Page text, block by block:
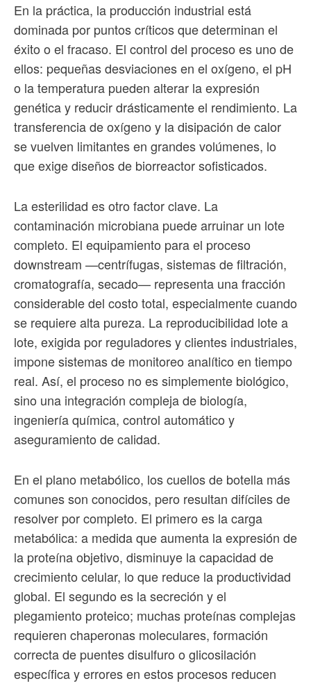
En la práctica, la producción industrial está
dominada por puntos críticos que determinan el
éxito o el fracaso. El control del proceso es uno de
ellos: pequeñas desviaciones en el oxígeno, el pH
o la temperatura pueden alterar la expresión
genética y reducir drásticamente el rendimiento. La
transferencia de oxígeno y la disipación de calor
se vuelven limitantes en grandes volúmenes, lo
que exige diseños de biorreactor sofisticados.
La esterilidad es otro factor clave. La
contaminación microbiana puede arruinar un lote
completo. El equipamiento para el proceso
downstream —centrífugas, sistemas de filtración,
cromatografía, secado— representa una fracción
considerable del costo total, especialmente cuando
se requiere alta pureza. La reproducibilidad lote a
lote, exigida por reguladores y clientes industriales,
impone sistemas de monitoreo analítico en tiempo
real. Así, el proceso no es simplemente biológico,
sino una integración compleja de biología,
ingeniería química, control automático y
aseguramiento de calidad.
En el plano metabólico, los cuellos de botella más
comunes son conocidos, pero resultan difíciles de
resolver por completo. El primero es la carga
metabólica: a medida que aumenta la expresión de
la proteína objetivo, disminuye la capacidad de
crecimiento celular, lo que reduce la productividad
global. El segundo es la secreción y el
plegamiento proteico; muchas proteínas complejas
requieren chaperonas moleculares, formación
correcta de puentes disulfuro o glicosilación
específica y errores en estos procesos reducen